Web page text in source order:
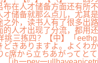
布在人才储备方面还有所
才储备就那么点儿，尤其
之外，读书人有了很多出
的人才出现了分流，都用
挑三拣四？【中】「
どきありますよ。よくわ
c席から立ちあがってと